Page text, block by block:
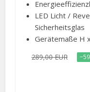
LED Licht /
Sicherheitsglas
Gerätemaße H
289,00 EUR